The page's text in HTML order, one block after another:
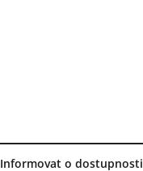
Informovat o dostupnosti